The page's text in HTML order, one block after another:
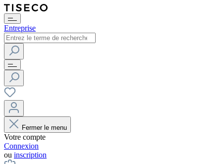
Entreprise
Fermer le menu
Votre compte
Connexion
ou inscription